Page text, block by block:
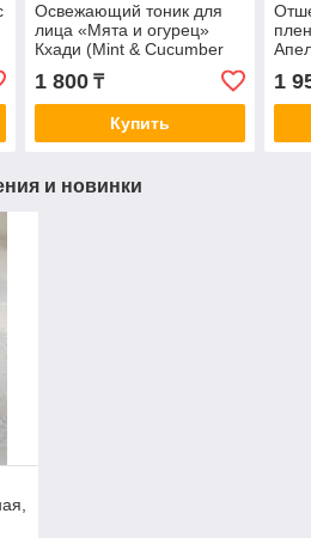
Освежающий тоник для
лица «Мята и огурец»
Кхади (Mint & Cucumber
1 800₸
Купить
гр
1
и новинки